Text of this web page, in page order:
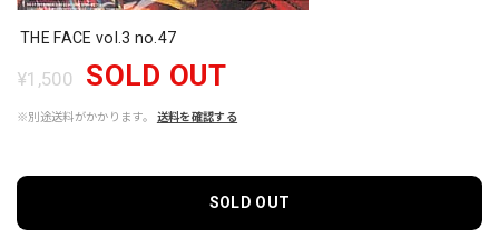
THE FACE vol.3 no.47
¥1,500 SOLD OUT
※別途送料がかかります。 送料を確認する
SOLD OUT